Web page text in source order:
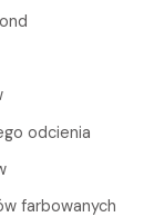
odcienia
farbowanych